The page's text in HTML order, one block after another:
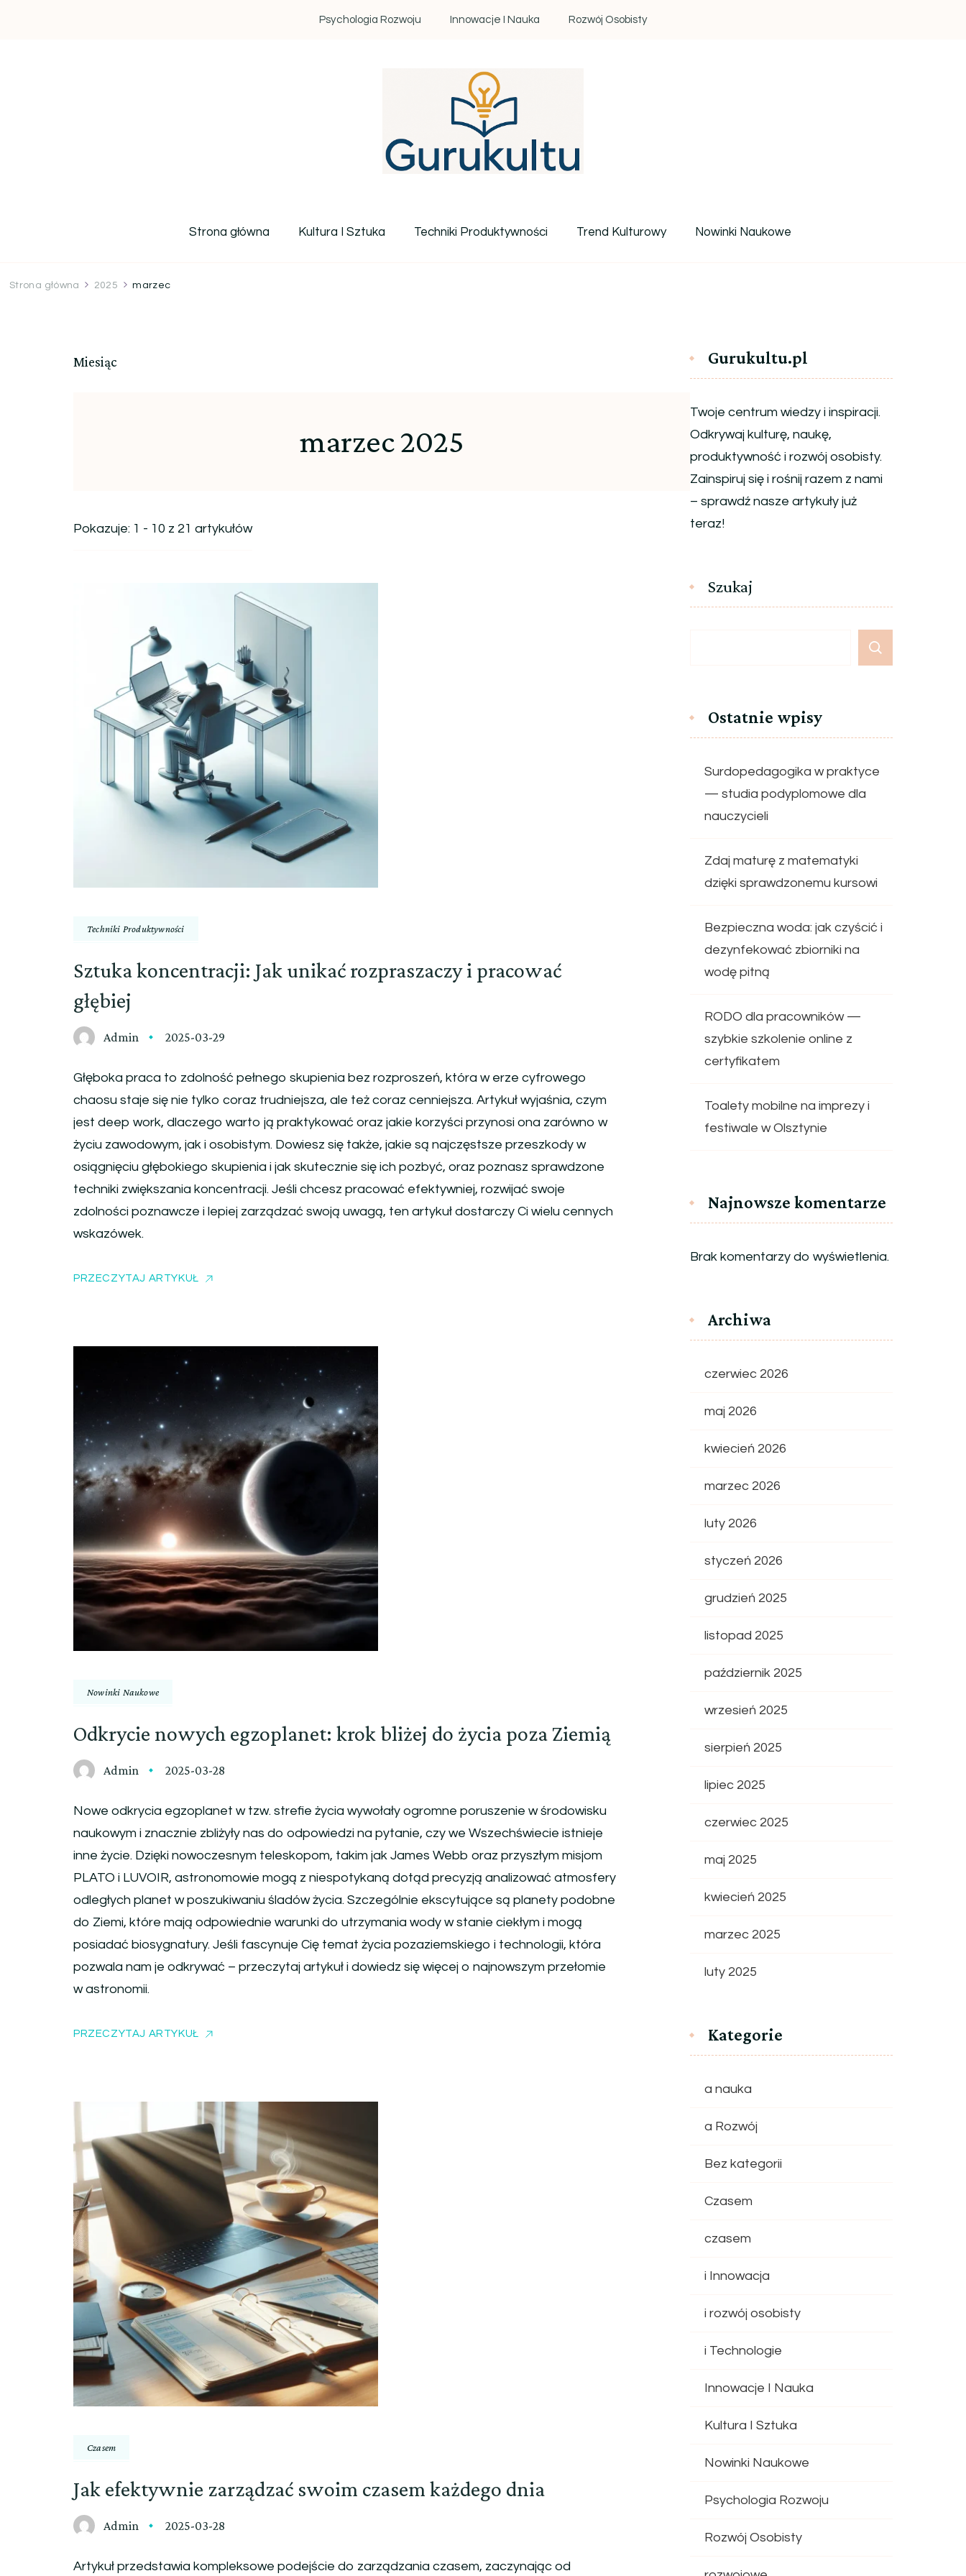
Psychologia Rozwoju Innowacje I Nauka Rozwój Osobisty
Strona główna Kultura I Sztuka Techniki Produktywności Trend Kulturowy Nowinki Naukowe
Strona główna 2025 marzec
Miesiąc
marzec 2025
Pokazuje: 1 - 10 z 21 artykułów
Techniki Produktywności
Sztuka koncentracji: Jak unikać rozpraszaczy i pracować
głębiej
Admin 2025-03-29
Głęboka praca to zdolność pełnego skupienia bez rozproszeń, która w erze cyfrowego
chaosu staje się nie tylko coraz trudniejsza, ale też coraz cenniejsza. Artykuł wyjaśnia, czym
jest deep work, dlaczego warto ją praktykować oraz jakie korzyści przynosi ona zarówno w
życiu zawodowym, jak i osobistym. Dowiesz się także, jakie są najczęstsze przeszkody w
osiągnięciu głębokiego skupienia i jak skutecznie się ich pozbyć, oraz poznasz sprawdzone
techniki zwiększania koncentracji. Jeśli chcesz pracować efektywniej, rozwijać swoje
zdolności poznawcze i lepiej zarządzać swoją uwagą, ten artykuł dostarczy Ci wielu cennych
wskazówek.
PRZECZYTAJ ARTYKUŁ
Nowinki Naukowe
Odkrycie nowych egzoplanet: krok bliżej do życia poza Ziemią
Admin 2025-03-28
Nowe odkrycia egzoplanet w tzw. strefie życia wywołały ogromne poruszenie w środowisku
naukowym i znacznie zbliżyły nas do odpowiedzi na pytanie, czy we Wszechświecie istnieje
inne życie. Dzięki nowoczesnym teleskopom, takim jak James Webb oraz przyszłym misjom
PLATO i LUVOIR, astronomowie mogą z niespotykaną dotąd precyzją analizować atmosfery
odległych planet w poszukiwaniu śladów życia. Szczególnie ekscytujące są planety podobne
do Ziemi, które mają odpowiednie warunki do utrzymania wody w stanie ciekłym i mogą
posiadać biosygnatury. Jeśli fascynuje Cię temat życia pozaziemskiego i technologii, która
pozwala nam je odkrywać – przeczytaj artykuł i dowiedz się więcej o najnowszym przełomie
w astronomii.
PRZECZYTAJ ARTYKUŁ
Czasem
Jak efektywnie zarządzać swoim czasem każdego dnia
Admin 2025-03-28
Artykuł przedstawia kompleksowe podejście do zarządzania czasem, zaczynając od
Gurukultu.pl
Twoje centrum wiedzy i inspiracji.
Odkrywaj kulturę, naukę,
produktywność i rozwój osobisty.
Zainspiruj się i rośnij razem z nami
– sprawdź nasze artykuły już
teraz!
Szukaj
Ostatnie wpisy
Surdopedagogika w praktyce
— studia podyplomowe dla
nauczycieli
Zdaj maturę z matematyki
dzięki sprawdzonemu kursowi
Bezpieczna woda: jak czyścić i
dezynfekować zbiorniki na
wodę pitną
RODO dla pracowników —
szybkie szkolenie online z
certyfikatem
Toalety mobilne na imprezy i
festiwale w Olsztynie
Najnowsze komentarze
Brak komentarzy do wyświetlenia.
Archiwa
czerwiec 2026
maj 2026
kwiecień 2026
marzec 2026
luty 2026
styczeń 2026
grudzień 2025
listopad 2025
październik 2025
wrzesień 2025
sierpień 2025
lipiec 2025
czerwiec 2025
maj 2025
kwiecień 2025
marzec 2025
luty 2025
Kategorie
a nauka
a Rozwój
Bez kategorii
Czasem
czasem
i Innowacja
i rozwój osobisty
i Technologie
Innowacje I Nauka
Kultura I Sztuka
Nowinki Naukowe
Psychologia Rozwoju
Rozwój Osobisty